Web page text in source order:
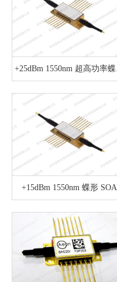
+25dBm 1550nm 超高功率蝶
SOA
+15dBm 1550nm 蝶形 SOA